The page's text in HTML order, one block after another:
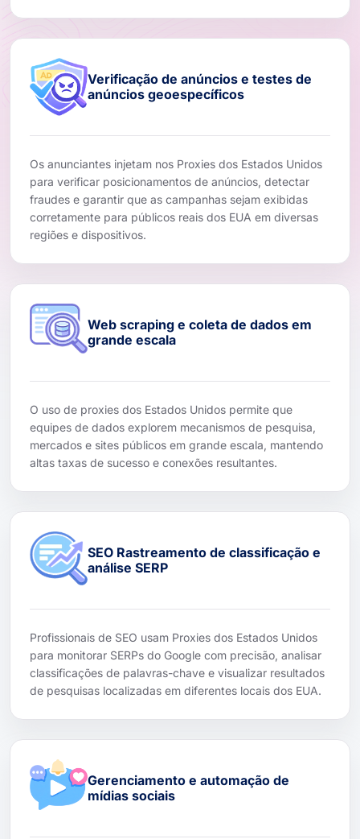
Verificação de anúncios e testes de
anúncios geoespecíficos
Os anunciantes injetam nos Proxies dos Estados Unidos
para verificar posicionamentos de anúncios, detectar
fraudes e garantir que as campanhas sejam exibidas
corretamente para públicos reais dos EUA em diversas
regiões e dispositivos.
Web scraping e coleta de dados em
grande escala
O uso de proxies dos Estados Unidos permite que
equipes de dados explorem mecanismos de pesquisa,
mercados e sites públicos em grande escala, mantendo
altas taxas de sucesso e conexões resultantes.
SEO Rastreamento de classificação e
análise SERP
Profissionais de SEO usam Proxies dos Estados Unidos
para monitorar SERPs do Google com precisão, analisar
classificações de palavras-chave e visualizar resultados
de pesquisas localizadas em diferentes locais dos EUA.
Gerenciamento e automação de
mídias sociais